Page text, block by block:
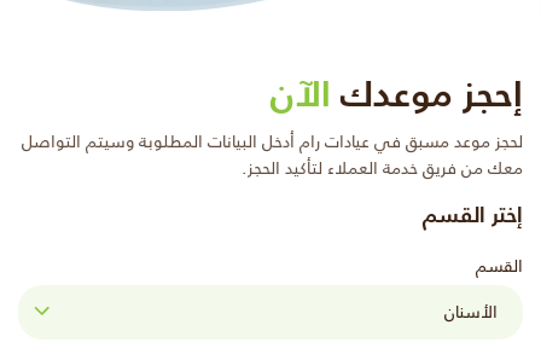
إحجز موعدكالآن
لحجز موعد مسبق في عيادات رام أدخل البيانات المطلوبة وسيتم التواصل
معك من فريق خدمة العملاء لتأكيد الحجز.
إختر القسم
القسم